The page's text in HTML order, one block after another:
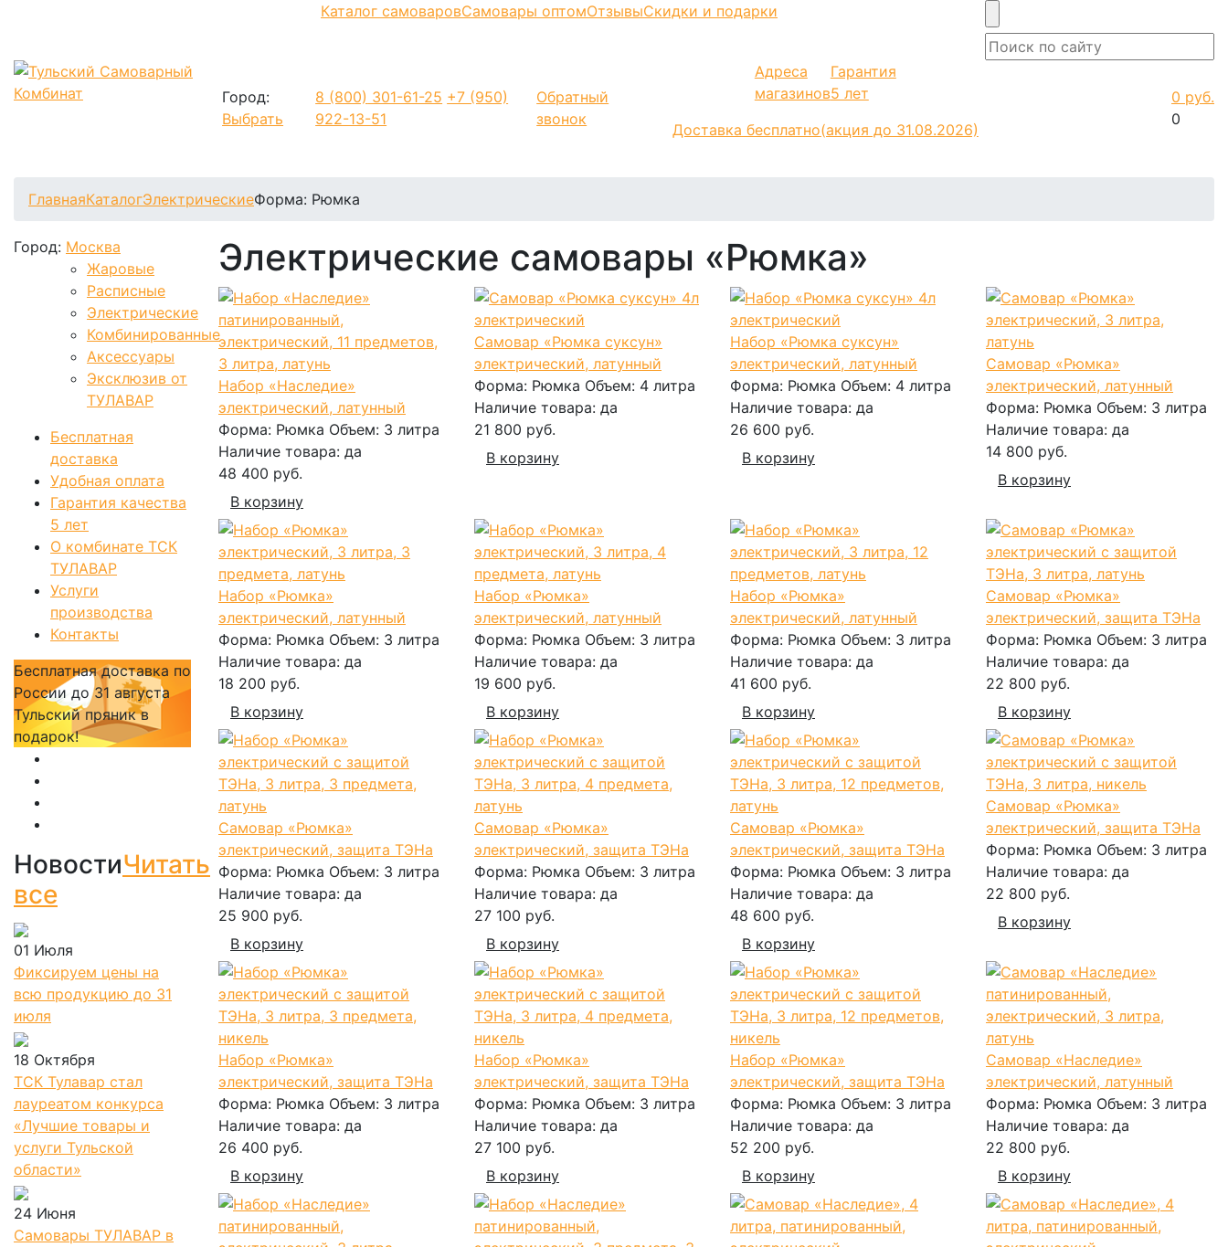
Каталог самоваровСамовары оптомОтзывыСкидки и подарки
Город:
Выбрать
8 (800) 301-61-25 +7 (950)
922-13-51
Обратный
звонок
Адреса
магазинов
Гарантия
5 лет
Доставка бесплатно(акция до 31.08.2026)
0 руб.
0
ГлавнаяКаталогЭлектрическиеФорма: Рюмка
Город: Москва
Жаровые
Расписные
Электрические
Комбинированные
Аксессуары
Эксклюзив от
ТУЛАВАР
Бесплатная
доставка
Удобная оплата
Гарантия качества
5 лет
О комбинате ТСК
ТУЛАВАР
Услуги
производства
Контакты
Бесплатная доставка по
России до 31 августа
Тульский пряник в
подарок!
НовостиЧитать
все
01 Июля
Фиксируем цены на
всю продукцию до 31
июля
18 Октября
ТСК Тулавар стал
лауреатом конкурса
«Лучшие товары и
услуги Тульской
области»
24 Июня
Самовары ТУЛАВАР в
Электрические самовары «Рюмка»
Набор «Наследие»
электрический, латунный
Форма: Рюмка Объем: 3 литра
Наличие товара: да
48 400 руб.
В корзину
Самовар «Рюмка суксун»
электрический, латунный
Форма: Рюмка Объем: 4 литра
Наличие товара: да
21 800 руб.
В корзину
Набор «Рюмка суксун»
электрический, латунный
Форма: Рюмка Объем: 4 литра
Наличие товара: да
26 600 руб.
В корзину
Самовар «Рюмка»
электрический, латунный
Форма: Рюмка Объем: 3 литра
Наличие товара: да
14 800 руб.
В корзину
Набор «Рюмка»
электрический, латунный
Форма: Рюмка Объем: 3 литра
Наличие товара: да
18 200 руб.
В корзину
Набор «Рюмка»
электрический, латунный
Форма: Рюмка Объем: 3 литра
Наличие товара: да
19 600 руб.
В корзину
Набор «Рюмка»
электрический, латунный
Форма: Рюмка Объем: 3 литра
Наличие товара: да
41 600 руб.
В корзину
Самовар «Рюмка»
электрический, защита ТЭНа
Форма: Рюмка Объем: 3 литра
Наличие товара: да
22 800 руб.
В корзину
Самовар «Рюмка»
электрический, защита ТЭНа
Форма: Рюмка Объем: 3 литра
Наличие товара: да
25 900 руб.
В корзину
Самовар «Рюмка»
электрический, защита ТЭНа
Форма: Рюмка Объем: 3 литра
Наличие товара: да
27 100 руб.
В корзину
Самовар «Рюмка»
электрический, защита ТЭНа
Форма: Рюмка Объем: 3 литра
Наличие товара: да
48 600 руб.
В корзину
Самовар «Рюмка»
электрический, защита ТЭНа
Форма: Рюмка Объем: 3 литра
Наличие товара: да
22 800 руб.
В корзину
Набор «Рюмка»
электрический, защита ТЭНа
Форма: Рюмка Объем: 3 литра
Наличие товара: да
26 400 руб.
В корзину
Набор «Рюмка»
электрический, защита ТЭНа
Форма: Рюмка Объем: 3 литра
Наличие товара: да
27 100 руб.
В корзину
Набор «Рюмка»
электрический, защита ТЭНа
Форма: Рюмка Объем: 3 литра
Наличие товара: да
52 200 руб.
В корзину
Самовар «Наследие»
электрический, латунный
Форма: Рюмка Объем: 3 литра
Наличие товара: да
22 800 руб.
В корзину